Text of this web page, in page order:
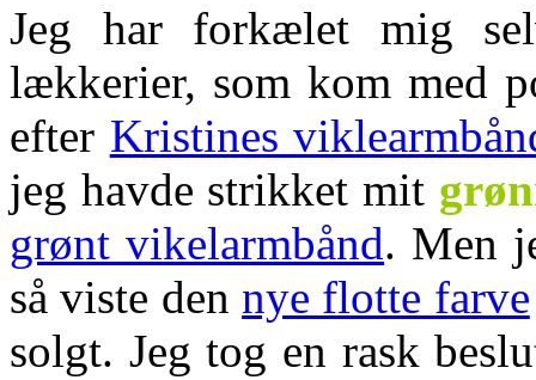
Jeg har forkælet mig
lækkerier, som kom med
efter Kristines
jeg havde strikket mit
grønt vikelarmbånd. Men
så viste dennye flotte farve
solgt. Jeg tog en rask